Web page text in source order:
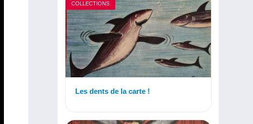
COLLECTIONS
Les dents de la carte !